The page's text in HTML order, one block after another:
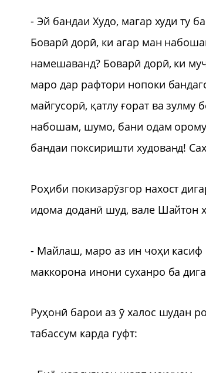
- Эй бандаи Худо, магар худи ту
Боварӣ дорӣ, ки агар ман
намешаванд? Боварӣ дорӣ, ки
маро дар рафтори нопоки
майгусорӣ, қатлу ғорат ва
набошам, шумо, бани одам орому
бандаи поксиришти худованд!
Роҳиби покизарӯзгор нахост
идома доданӣ шуд, вале Шайтон
- Майлаш, маро аз ин чоҳи
маккорона инони суханро ба
Руҳонӣ барои аз ӯ халос шудан
табассум карда гуфт: